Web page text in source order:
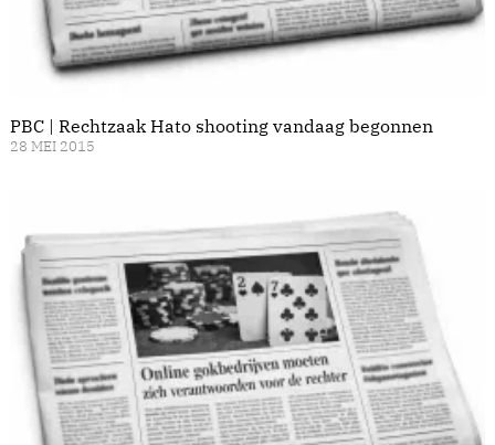
PBC | Rechtzaak Hato shooting vandaag begonnen
28 MEI 2015